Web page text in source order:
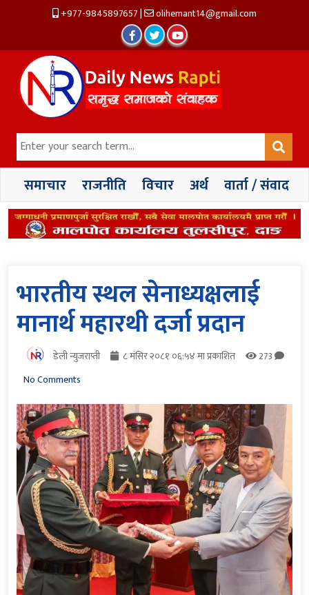
+977-9845897657| olihemant14@gmail.com
समाचार राजनीति विचार अर्थ वार्ता / संवाद
भारतीय स्थल सेनाध्यक्षलाई
मानार्थ महारथी दर्जा प्रदान
डेली न्युजराप्ती ८ मंसिर २०८१ ०६:५४ मा प्रकाशित
273
No Comments